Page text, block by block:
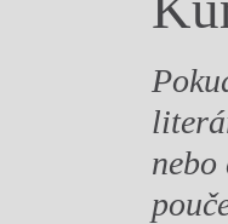
Výroční ceny